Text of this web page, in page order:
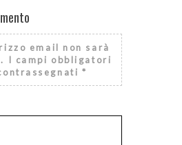
FARFALLA – 28
CIVICA DI
email non sarà
I campi obbligatori
*